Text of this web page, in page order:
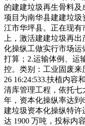
的建建垃圾再生骨料
项目为南华县建建垃圾
江市华坪县。正在现
上，激活建建垃圾再
化操纵工做实行市场运
打算；2.运输体例、运
控。类别：工业固废来
26 16:24:533.扶植内容
清库管理工程，依托七
年，资本化操纵率达到
建垃圾资本化操纵特许
达 1900 万吨，投标内